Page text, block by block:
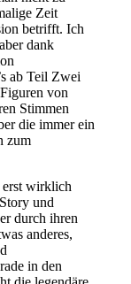
Zeit
betrifft. Ich
dank
ab Teil Zwei
von
Stimmen
die immer ein
zum
erst wirklich
und
durch ihren
anderes,
in den